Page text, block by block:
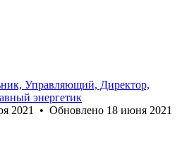
Управляющий, Директор,
энергетик
2021 • Обновлено 18 июня 2021